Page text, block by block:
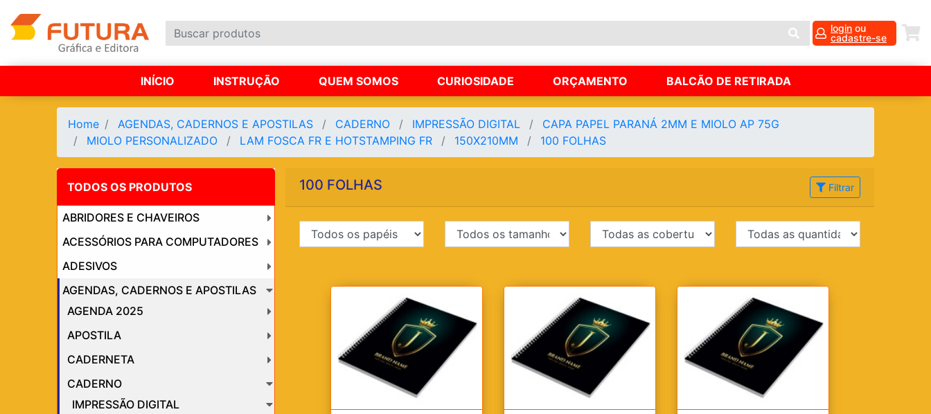
login ou
cadastre-se
INÍCIO INSTRUÇÃO QUEM SOMOS CURIOSIDADE ORÇAMENTO BALCÃO DE RETIRADA
Home AGENDAS, CADERNOS E APOSTILAS CADERNO IMPRESSÃO DIGITAL
CAPA PAPEL PARANÁ 2MM E MIOLO AP 75G
MIOLO PERSONALIZADO
LAM FOSCA FR E HOTSTAMPING FR 150X210MM 100 FOLHAS
TODOS OS PRODUTOS
ABRIDORES E CHAVEIROS
ACESSÓRIOS PARA COMPUTADORES
ADESIVOS
AGENDAS, CADERNOS E APOSTILAS
AGENDA 2025
APOSTILA
CADERNETA
CADERNO
IMPRESSÃO DIGITAL
100 FOLHAS Filtrar